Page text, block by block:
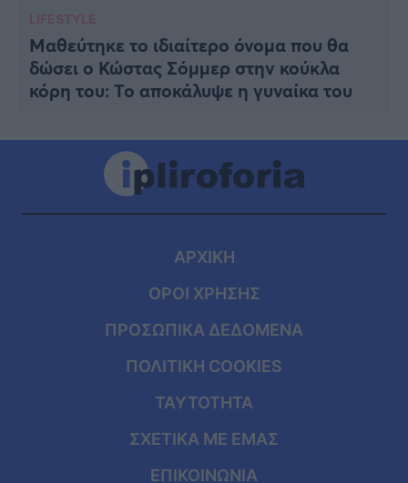
LIFESTYLE
Μαθεύτηκε το ιδιαίτερο όνομα που θα
δώσει ο Κώστας Σόμμερ στην κούκλα
κόρη του: Το αποκάλυψε η γυναίκα του
ΑΡΧΙΚΗ
ΟΡΟΙ ΧΡΗΣΗΣ
ΠΡΟΣΩΠΙΚΑ ΔΕΔΟΜΕΝΑ
ΠΟΛΙΤΙΚΗ COOKIES
ΤΑΥΤΟΤΗΤΑ
ΣΧΕΤΙΚΑ ΜΕ ΕΜΑΣ
ΕΠΙΚΟΙΝΩΝΙΑ